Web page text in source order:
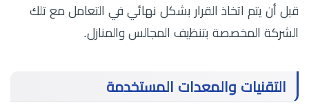
قبل أن يتم اتخاذ القرار بشكل نهائي في التعامل مع تلك
الشركة المخصصة بتنظيف المجالس والمنازل.
التقنيات والمعدات المستخدمة